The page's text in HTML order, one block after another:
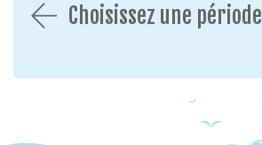
Choisissez une période